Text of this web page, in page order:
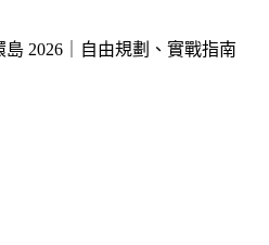
島 2026｜自由規劃、實戰指南